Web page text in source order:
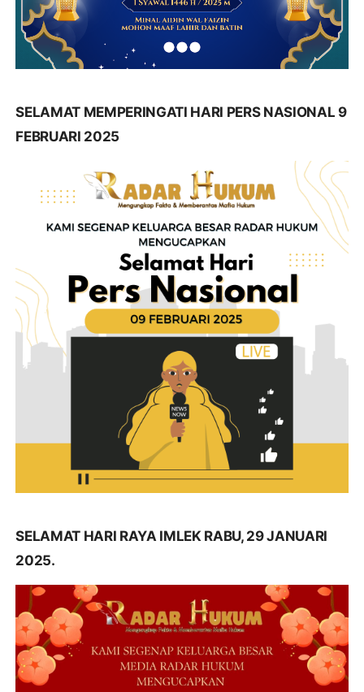
SELAMAT MEMPERINGATI HARI PERS NASIONAL 9
FEBRUARI 2025
SELAMAT HARI RAYA IMLEK RABU, 29 JANUARI
2025.